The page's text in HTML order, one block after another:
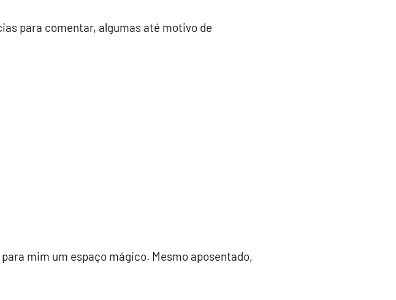
para comentar, algumas até motivo de
mim um espaço mágico. Mesmo aposentado,